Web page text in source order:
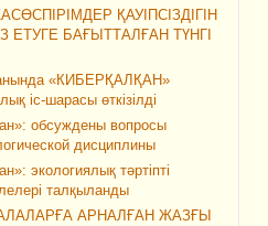
ҚАУІПСІЗДІГІН
БАҒЫТТАЛҒАН ТҮНГІ
«КИБЕРҚАЛҚАН»
іс-шарасы өткізілді
обсуждены вопросы
дисциплины
экологиялық тәртіпті
талқыланды
АРНАЛҒАН ЖАЗҒЫ